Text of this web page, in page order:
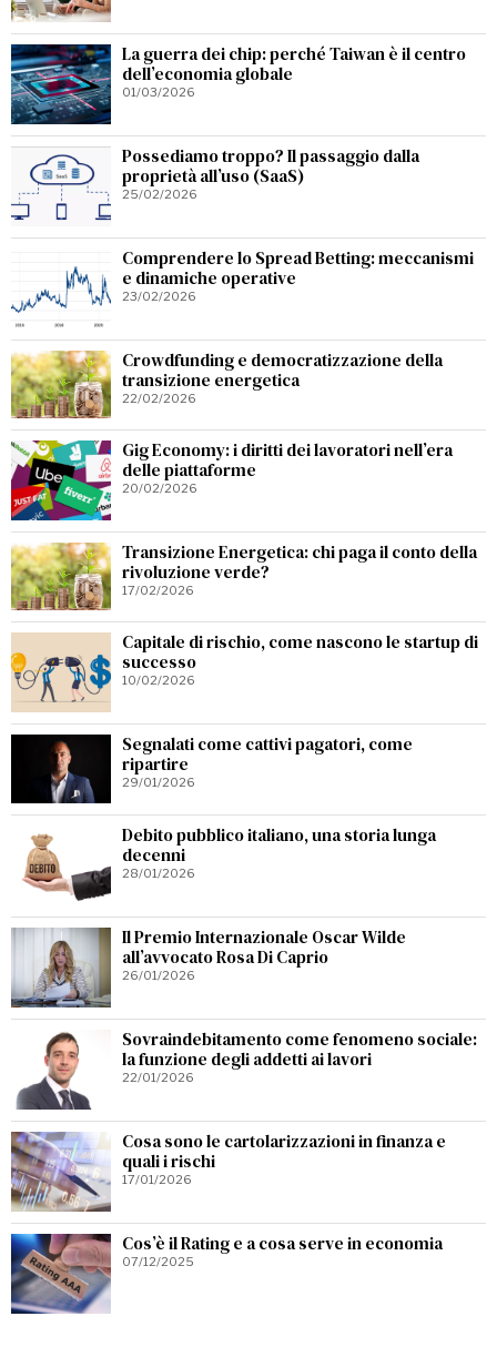
La guerra dei chip: perché Taiwan è il centro
dell’economia globale
01/03/2026
Possediamo troppo? Il passaggio dalla
proprietà all’uso (SaaS)
25/02/2026
Comprendere lo Spread Betting: meccanismi
e dinamiche operative
23/02/2026
Crowdfunding e democratizzazione della
transizione energetica
22/02/2026
Gig Economy: i diritti dei lavoratori nell’era
delle piattaforme
20/02/2026
Transizione Energetica: chi paga il conto della
rivoluzione verde?
17/02/2026
Capitale di rischio, come nascono le startup di
successo
10/02/2026
Segnalati come cattivi pagatori, come
ripartire
29/01/2026
Debito pubblico italiano, una storia lunga
decenni
28/01/2026
Il Premio Internazionale Oscar Wilde
all’avvocato Rosa Di Caprio
26/01/2026
Sovraindebitamento come fenomeno sociale:
la funzione degli addetti ai lavori
22/01/2026
Cosa sono le cartolarizzazioni in finanza e
quali i rischi
17/01/2026
Cos’è il Rating e a cosa serve in economia
07/12/2025